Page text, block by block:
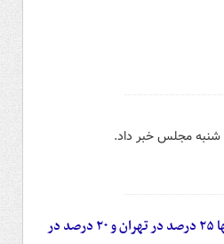
شنبه مجلس خبر داد.
طرح دوفوریتی مربوط به مسکن در اولویت تصویب مجلس قرار گیرد/ حداکثر اجاره‌بها ۲۵ درصد در تهران و ۲۰ درصد در